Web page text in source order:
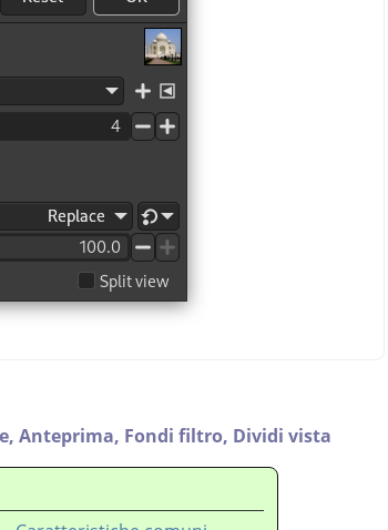
Anteprima, Fondi filtro, Dividi vista